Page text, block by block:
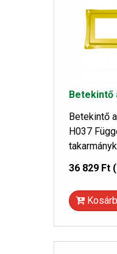
Betekintő
Betekintő
H037
36 829 Ft